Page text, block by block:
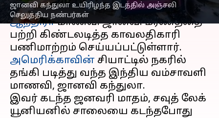
ஜானவி கந்துலா உயிரிழந்த இடத்தில் அஞ்சலி
செலுத்திய நண்பர்கள்
செய்தி முன்னோட்டம்
ஆந்திராமாணவி ஜான்வி மரணத்தை
பற்றி கிண்டலடித்த காவலதிகாரி
அமெரிக்காவின் சியாட்டில் நகரில்
தங்கி படித்து வந்த இந்திய வம்சாவளி
மாணவி, ஜானவி கந்துலா.
இவர் கடந்த ஜனவரி மாதம், சவுத் லேக்
யூனியனில் சாலையை கடந்தபோது